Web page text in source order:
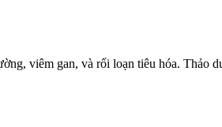
viêm gan, và rối loạn tiêu hóa. Thảo